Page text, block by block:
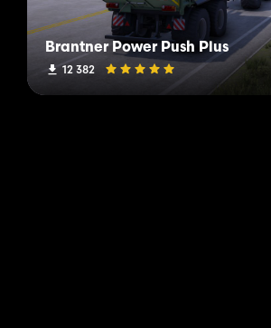
Brantner Power Push Plus
12 382